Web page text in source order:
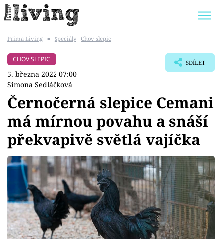
BYDLENÍ SLAVNÝCH
Témata
Bydlení
Zahrada
Design
Sledujte prima+
Prima Living ■ Speciály Chov slepic
CHOV SLEPIC
5. března 2022 07:00
Simona Sedláčková
SDÍLET
Černočerná slepice Cemani
má mírnou povahu a snáší
překvapivě světlá vajíčka